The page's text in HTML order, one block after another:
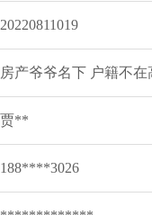
20220811019
房产爷爷名下 户籍不在
贾**
188****3026